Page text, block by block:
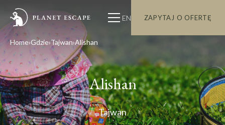
EN ZAPYTAJ O OFERTĘ
Home Gdzie Tajwan Alishan
Alishan
Tajwan